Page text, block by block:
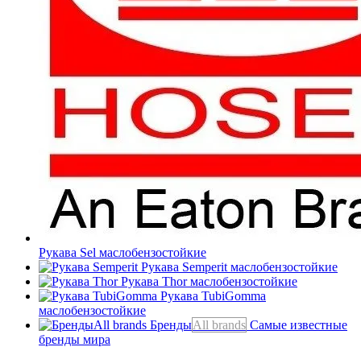
Рукава Sel маслобензостойкие
Рукава Semperit маслобензостойкие
Рукава Thorмаслобензостойкие
Рукава TubiGomma
маслобензостойкие
БрендыAll brands Самые известные
бренды мира